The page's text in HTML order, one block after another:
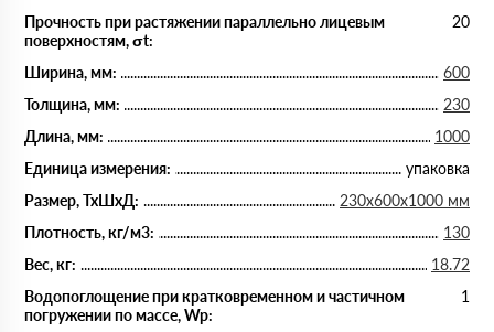
Прочность при растяжении параллельно лицевым
поверхностям, σt:
20
Ширина, мм:
600
Толщина, мм:
230
Длина, мм:
1000
Единица измерения:
упаковка
Размер, ТхШхД:
230х600х1000 мм
Плотность, кг/м3:
130
Вес, кг:
18.72
Водопоглощение при кратковременном и частичном
погружении по массе, Wp:
1